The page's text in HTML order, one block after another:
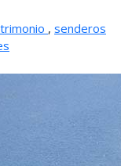
, senderos